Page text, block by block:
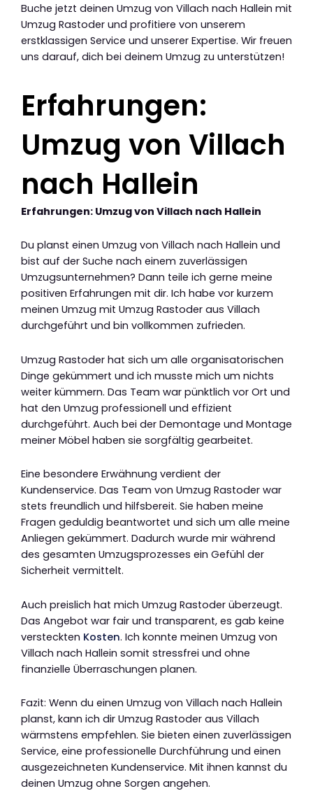
Buche jetzt deinen Umzug von Villach nach Hallein mit
Umzug Rastoder und profitiere von unserem
erstklassigen Service und unserer Expertise. Wir freuen
uns darauf, dich bei deinem Umzug zu unterstützen!
Erfahrungen:
Umzug von Villach
nach Hallein
Erfahrungen: Umzug von Villach nach Hallein
Du planst einen Umzug von Villach nach Hallein und
bist auf der Suche nach einem zuverlässigen
Umzugsunternehmen? Dann teile ich gerne meine
positiven Erfahrungen mit dir. Ich habe vor kurzem
meinen Umzug mit Umzug Rastoder aus Villach
durchgeführt und bin vollkommen zufrieden.
Umzug Rastoder hat sich um alle organisatorischen
Dinge gekümmert und ich musste mich um nichts
weiter kümmern. Das Team war pünktlich vor Ort und
hat den Umzug professionell und effizient
durchgeführt. Auch bei der Demontage und Montage
meiner Möbel haben sie sorgfältig gearbeitet.
Eine besondere Erwähnung verdient der
Kundenservice. Das Team von Umzug Rastoder war
stets freundlich und hilfsbereit. Sie haben meine
Fragen geduldig beantwortet und sich um alle meine
Anliegen gekümmert. Dadurch wurde mir während
des gesamten Umzugsprozesses ein Gefühl der
Sicherheit vermittelt.
Auch preislich hat mich Umzug Rastoder überzeugt.
Das Angebot war fair und transparent, es gab keine
versteckten Kosten. Ich konnte meinen Umzug von
Villach nach Hallein somit stressfrei und ohne
finanzielle Überraschungen planen.
Fazit: Wenn du einen Umzug von Villach nach Hallein
planst, kann ich dir Umzug Rastoder aus Villach
wärmstens empfehlen. Sie bieten einen zuverlässigen
Service, eine professionelle Durchführung und einen
ausgezeichneten Kundenservice. Mit ihnen kannst du
deinen Umzug ohne Sorgen angehen.